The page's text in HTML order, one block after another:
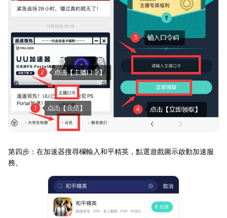
第四步：在加速器搜尋欄輸入和平精英，點選遊戲圖示啟動加速服
務。